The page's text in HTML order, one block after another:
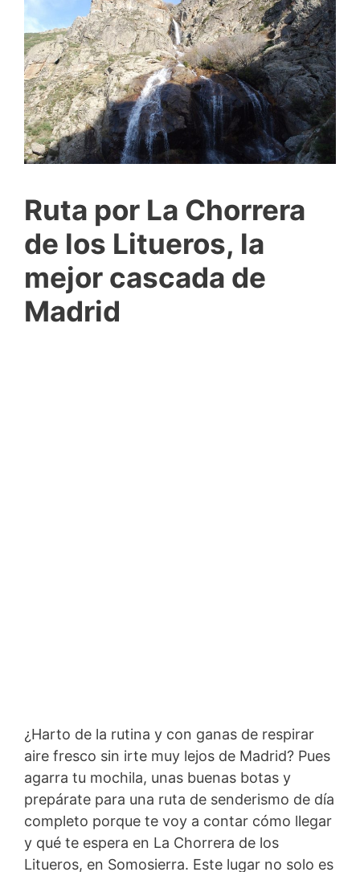
Ruta por La Chorrera
de los Litueros, la
mejor cascada de
Madrid
¿Harto de la rutina y con ganas de respirar
aire fresco sin irte muy lejos de Madrid? Pues
agarra tu mochila, unas buenas botas y
prepárate para una ruta de senderismo de día
completo porque te voy a contar cómo llegar
y qué te espera en La Chorrera de los
Litueros, en Somosierra. Este lugar no solo es